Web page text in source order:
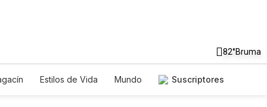
82°Bruma
Estilos de Vida
Mundo
Suscriptores